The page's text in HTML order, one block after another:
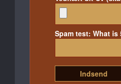
Spam test: What is